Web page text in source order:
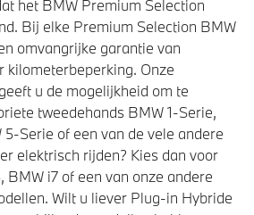
(PDC) voor en achter
het BMW Premium Selection
Bij elke Premium Selection BMW
omvangrijke garantie van
kilometerbeperking. Onze
u de mogelijkheid om te
tweedehands BMW 1-Serie,
Serie of een van de vele andere
elektrisch rijden? Kies dan voor
BMW i7 of een van onze andere
Wilt u liever Plug-in Hybride